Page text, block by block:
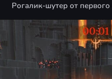
Рогалик-шутер от